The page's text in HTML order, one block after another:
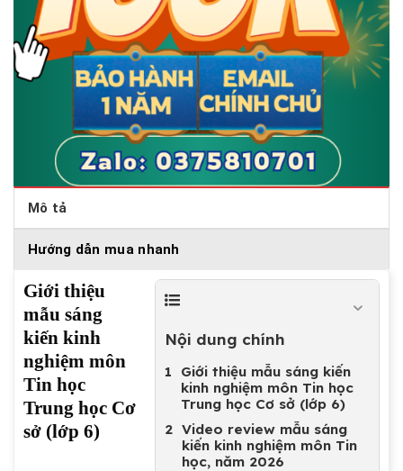
Mô tả
Hướng dẫn mua nhanh
Nội dung chính
Giới thiệu mẫu sáng kiến
kinh nghiệm môn Tin học
Trung học Cơ sở (lớp 6)
Video review mẫu sáng
kiến kinh nghiệm môn Tin
học, năm 2026
Giới thiệu
mẫu sáng
kiến kinh
nghiệm môn
Tin học
Trung học Cơ
sở (lớp 6)